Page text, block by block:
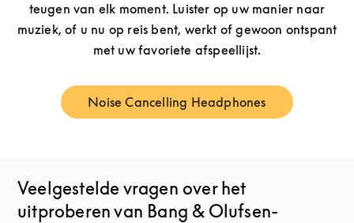
teugen van elk moment. Luister op uw manier naar
muziek, of u nu op reis bent, werkt of gewoon ontspant
met uw favoriete afspeellijst.
Noise Cancelling Headphones
Link Opens in New Tab
Veelgestelde vragen over het
uitproberen van Bang & Olufsen-